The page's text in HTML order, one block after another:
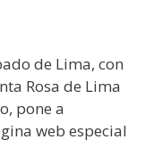
de Lima, con
Rosa de Lima
pone a
web especial